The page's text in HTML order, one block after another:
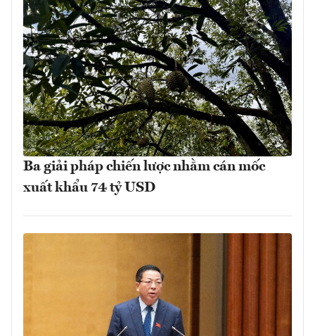
Ba giải pháp chiến lược nhằm cán mốc
xuất khẩu 74 tỷ USD